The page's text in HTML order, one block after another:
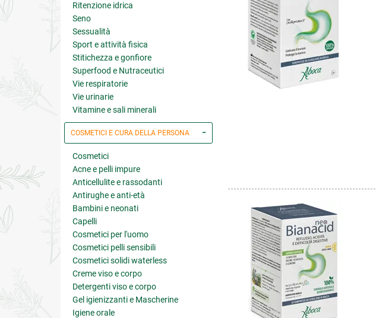
Ritenzione idrica
Seno
Sessualità
Sport e attività fisica
Stitichezza e gonfiore
Superfood e Nutraceutici
Vie respiratorie
Vie urinarie
Vitamine e sali minerali
COSMETICI E CURA DELLA PERSONA
Cosmetici
Acne e pelli impure
Anticellulite e rassodanti
Antirughe e anti-età
Bambini e neonati
Capelli
Cosmetici per l'uomo
Cosmetici pelli sensibili
Cosmetici solidi waterless
Creme viso e corpo
Detergenti viso e corpo
Gel igienizzanti e Mascherine
Igiene orale